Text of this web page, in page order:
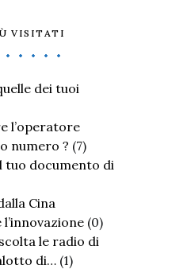
VISITATI
dei tuoi
l’operatore
numero ? (7)
tuo documento di
Cina
(0)
le radio di
di… (1)